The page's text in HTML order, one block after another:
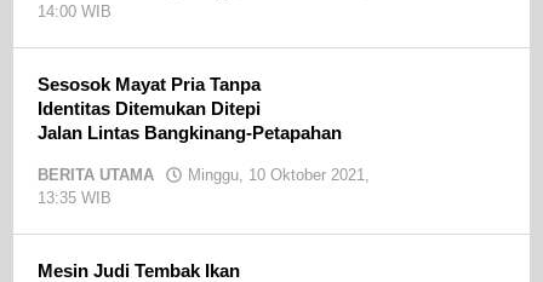
14:00 WIB
Sesosok Mayat Pria Tanpa
Identitas Ditemukan Ditepi
Jalan Lintas Bangkinang-Petapahan
BERITA UTAMA
Minggu, 10 Oktober 2021,
13:35 WIB
Mesin Judi Tembak Ikan